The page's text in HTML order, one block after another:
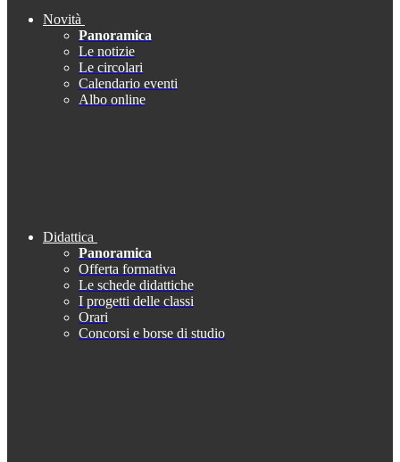
Novità
Panoramica
Le notizie
Le circolari
Calendario eventi
Albo online
Didattica
Panoramica
Offerta formativa
Le schede didattiche
I progetti delle classi
Orari
Concorsi e borse di studio